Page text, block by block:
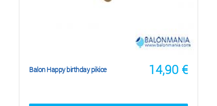
14,90 €
Balon Happy birthday pikice